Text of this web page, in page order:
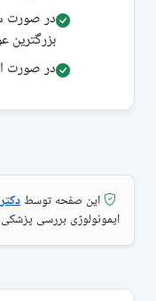
در صورت
در صورت
این صفحه توسط
ایمونولوژی بررسی